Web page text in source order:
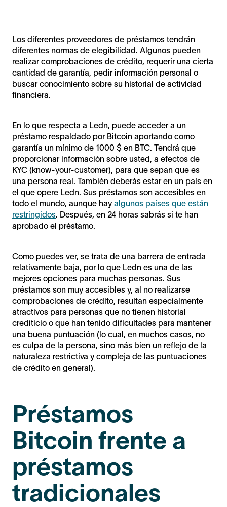
Los diferentes proveedores de préstamos tendrán
diferentes normas de elegibilidad. Algunos pueden
realizar comprobaciones de crédito, requerir una cierta
cantidad de garantía, pedir información personal o
buscar conocimiento sobre su historial de actividad
financiera.
En lo que respecta a Ledn, puede acceder a un
préstamo respaldado por Bitcoin aportando como
garantía un mínimo de 1000 $ en BTC. Tendrá que
proporcionar información sobre usted, a efectos de
KYC (know-your-customer), para que sepan que es
una persona real. También deberás estar en un país en
el que opere Ledn. Sus préstamos son accesibles en
todo el mundo, aunque hayalgunos países que están
restringidos . Después, en 24 horas sabrás si te han
aprobado el préstamo.
Como puedes ver, se trata de una barrera de entrada
relativamente baja, por lo que Ledn es una de las
mejores opciones para muchas personas. Sus
préstamos son muy accesibles y, al no realizarse
comprobaciones de crédito, resultan especialmente
atractivos para personas que no tienen historial
crediticio o que han tenido dificultades para mantener
una buena puntuación (lo cual, en muchos casos, no
es culpa de la persona, sino más bien un reflejo de la
naturaleza restrictiva y compleja de las puntuaciones
de crédito en general).
Préstamos
Bitcoin frente a
préstamos
tradicionales